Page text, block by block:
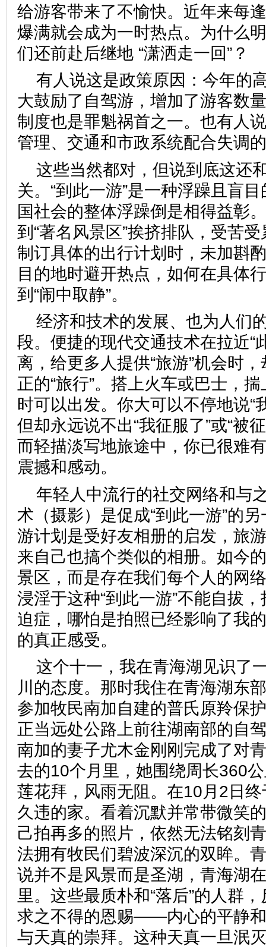
给游客带来了不愉快。近年来每
爆满就会成为一时热点。为什么
们还前赴后继地 “潇洒走一回”？
有人说这是政策原因：今年的
大鼓励了自驾游，增加了游客数
制度也是罪魁祸首之一。也有人
管理、交通和市政系统配合失调
这些当然都对，但说到底这还
关。“到此一游”是一种浮躁且盲
国社会的整体浮躁倒是相得益彰
到“著名风景区”挨挤排队，受苦
制订具体的出行计划时，未加斟
目的地时避开热点，如何在具体
到“闹中取静”。
经济和技术的发展、也为人们
段。便捷的现代交通技术在拉近“
离，给更多人提供“旅游”机会时
正的“旅行”。搭上火车或巴士，
时可以出发。你大可以不停地说“
但却永远说不出“我征服了”或“被
而轻描淡写地旅途中，你已很难
震撼和感动。
年轻人中流行的社交网络和与
术（摄影）是促成“到此一游”的
游计划是受好友相册的启发，旅
来自己也搞个类似的相册。如今
景区，而是存在我们每个人的网
浸淫于这种“到此一游”不能自拔
迫症，哪怕是拍照已经影响了我
的真正感受。
这个十一，我在青海湖见识了
川的态度。那时我住在青海湖东
参加牧民南加自建的普氏原羚保
正当远处公路上前往湖南部的自
南加的妻子尤木金刚刚完成了对
去的10个月里，她围绕周长360
莲花拜，风雨无阻。在10月2日
久违的家。看着沉默并常带微笑
己拍再多的照片，依然无法铭刻
法拥有牧民们碧波深沉的双眸。
说并不是风景而是圣湖，青海湖
里。这些最质朴和“落后”的人群
求之不得的恩赐——内心的平静
与天真的崇拜。这种天真一旦泯